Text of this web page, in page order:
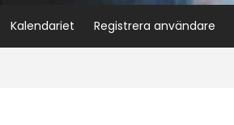
Kalendariet Registrera användare